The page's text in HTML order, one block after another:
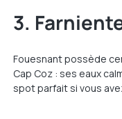
3.
Fouesnant possède
Cap Coz : ses eaux
spot parfait si vous